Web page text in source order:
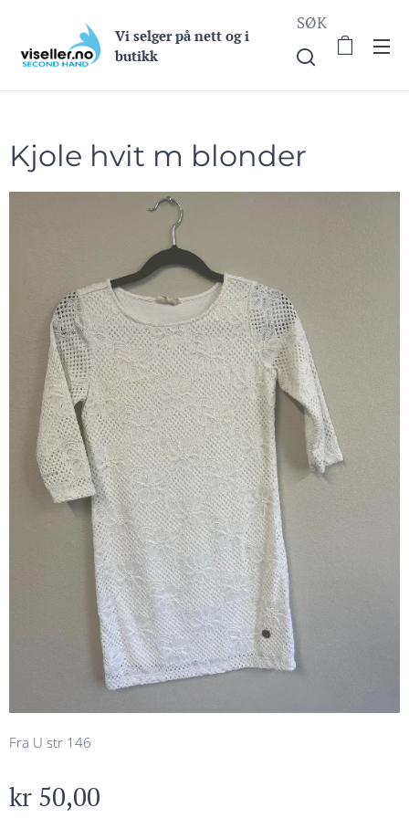
Vi selger på nett og i
butikk
SØK
Kjole hvit m blonder
Fra U str 146
kr 50,00